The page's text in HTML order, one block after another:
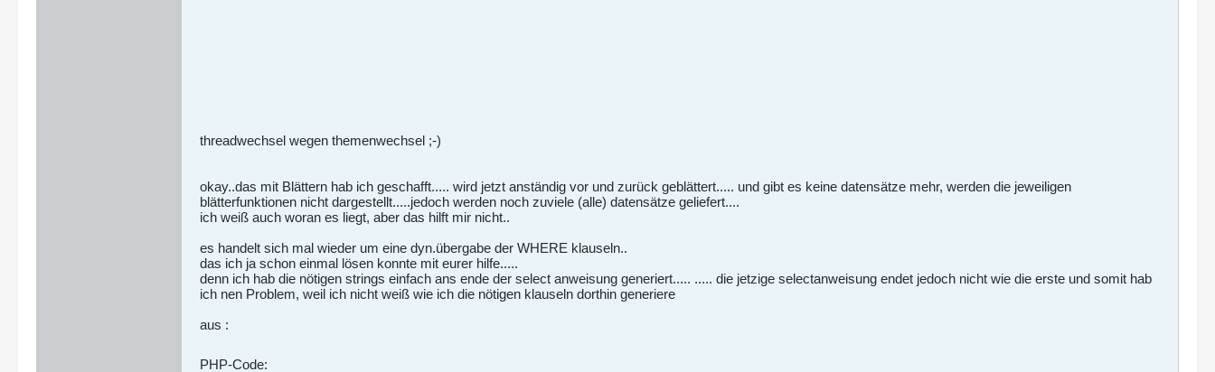
threadwechsel wegen themenwechsel ;-)
okay..das mit Blättern hab ich geschafft..... wird jetzt anständig vor und zurück geblättert..... und gibt es keine datensätze mehr, werden die jeweiligen
blätterfunktionen nicht dargestellt.....jedoch werden noch zuviele (alle) datensätze geliefert....
ich weiß auch woran es liegt, aber das hilft mir nicht..
es handelt sich mal wieder um eine dyn.übergabe der WHERE klauseln..
das ich ja schon einmal lösen konnte mit eurer hilfe.....
denn ich hab die nötigen strings einfach ans ende der select anweisung generiert..... ..... die jetzige selectanweisung endet jedoch nicht wie die erste und somit hab
ich nen Problem, weil ich nicht weiß wie ich die nötigen klauseln dorthin generiere
aus :
PHP-Code: